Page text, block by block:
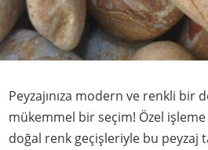
Peyzajınıza modern ve renkli bir
mükemmel bir seçim! Özel
doğal renk geçişleriyle bu peyzaj